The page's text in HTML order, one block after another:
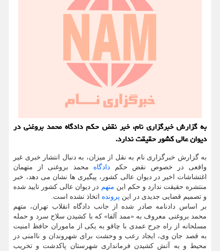
به گزارش خبرگزاری نام، خبر نقض حکم دادگاه محمد بروغنی در
دیوان عالی کشور حقیقت ندارد.
به گزارش خبرگزاری نام به نقل از میزان، به دنبال انتشار خبری غیر
واقعی در خصوص نقض حکم دادگاه محمد بروغنی از متهمان
اغتشاشات اخیر در دیوان عالی کشور، پیگیری ها نشان می دهد، خبر
منتشره حقیقت ندارد و حکم این متهم در دیوان عالی کشور تایید شده
و تصمیم قضایی جدیدی در این پرونده اتخاذ نشده است.
بر اساس دادنامه صادر شده از جانب دادگاه انقلاب تهران، متهم
محمد بروغنی معروف به «ممد آلفا» که با کشیدن سلاح سرد و حمله
مسلحانه از راه جرح عمدی با چاقو به یکی از ماموران حافظ امنیت
به قصد جان وی، ایجاد رعب و وحشت برای شهروندان و ناامنی در
محیط و به آتش کشیدن فرمانداری شهرستان پاکدشت و تخریب